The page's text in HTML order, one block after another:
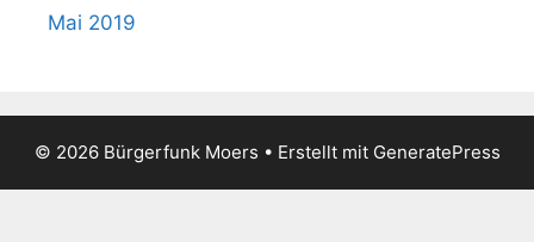
Mai 2019
© 2026 Bürgerfunk Moers • Erstellt mit GeneratePress